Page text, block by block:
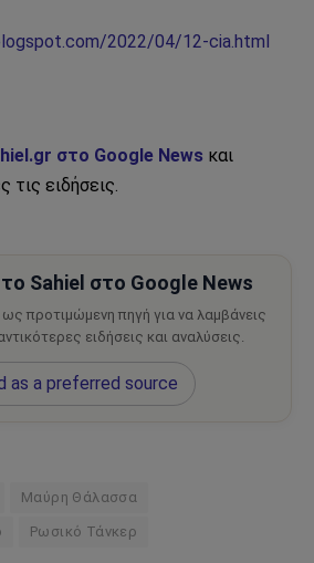
2022/04/12-cia.html
στο Google News και
ειδήσεις.
Sahiel στο Google News
προτιμώμενη πηγή για να λαμβάνεις
ειδήσεις και αναλύσεις.
as a preferred source
Μαύρη Θάλασσα
Ρωσικό Τάνκερ